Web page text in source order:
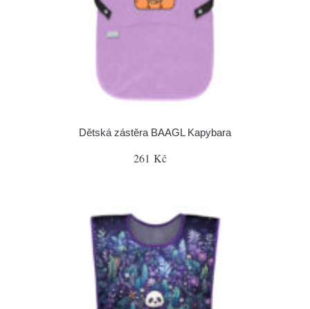
Dětská zástěra BAAGL Kapybara
261 Kč